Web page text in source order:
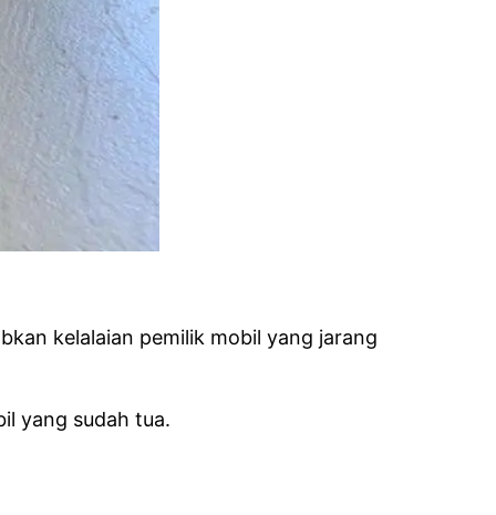
kelalaian pemilik mobil yang jarang
yang sudah tua.